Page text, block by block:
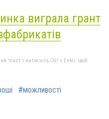
виграла грант
текст і натисніть Ctrl + Enter, щоб
#можливості